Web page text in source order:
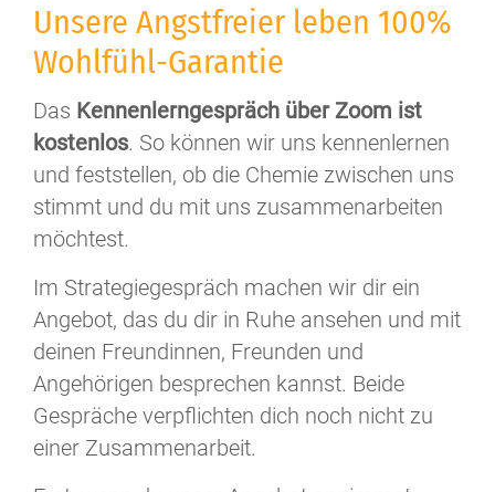
Unsere Angstfreier leben 100%
Wohlfühl-Garantie
Das Kennenlerngespräch über Zoom ist
kostenlos. So können wir uns kennenlernen
und feststellen, ob die Chemie zwischen uns
stimmt und du mit uns zusammenarbeiten
möchtest.
Im Strategiegespräch machen wir dir ein
Angebot, das du dir in Ruhe ansehen und mit
deinen Freundinnen, Freunden und
Angehörigen besprechen kannst. Beide
Gespräche verpflichten dich noch nicht zu
einer Zusammenarbeit.